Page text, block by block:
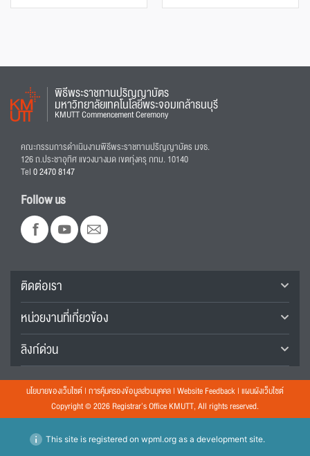
พิธีพระราชทานปริญญาบัตร
มหาวิทยาลัยเทคโนโลยีพระจอมเกล้าธนบุรี
KMUTT Commencement Ceremony
คณะกรรมการดำเนินงานพิธีพระราชทานปริญญาบัตร มจธ.
126 ถ.ประชาอุทิศ แขวงบางมด เขตทุ่งครุ กทม. 10140
Tel0 2470 8147
Follow us
ติดต่อเรา
หน่วยงานที่เกี่ยวข้อง
ลิงก์ด่วน
นโยบายของเว็บไซต์ | การคุ้มครองข้อมูลส่วนบุคคล | Website Feedback | แผนผังเว็บไซต์
Copyright © 2026 Registrar’s Office KMUTT, All rights reserved.
This site is registered on wpml.orgas a development site.